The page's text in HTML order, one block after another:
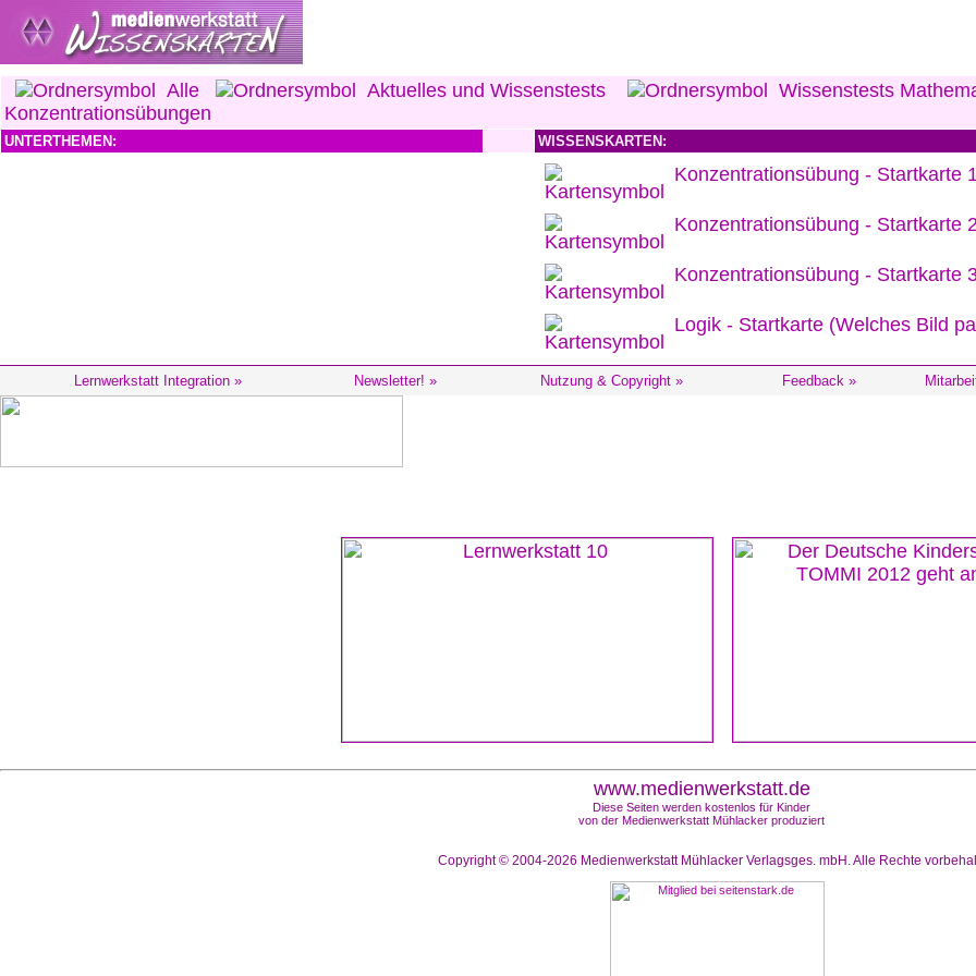
Alle Aktuelles und Wissenstests
Wissenstests
Konzentrationsübungen
UNTERTHEMEN: WISSENSKARTEN:
Konzentrationsübung - Startkarte
Konzentrationsübung - Startkarte
Konzentrationsübung - Startkarte
Logik - Startkarte (Welches Bild
Lernwerkstatt Integration » Newsletter! » Nutzung & Copyright » Feedback »
www.medienwerkstatt.de
Diese Seiten werden kostenlos für Kinder
von der Medienwerkstatt Mühlacker produziert
Copyright © 2004-2026 Medienwerkstatt Mühlacker Verlagsges. mbH. Alle Rechte